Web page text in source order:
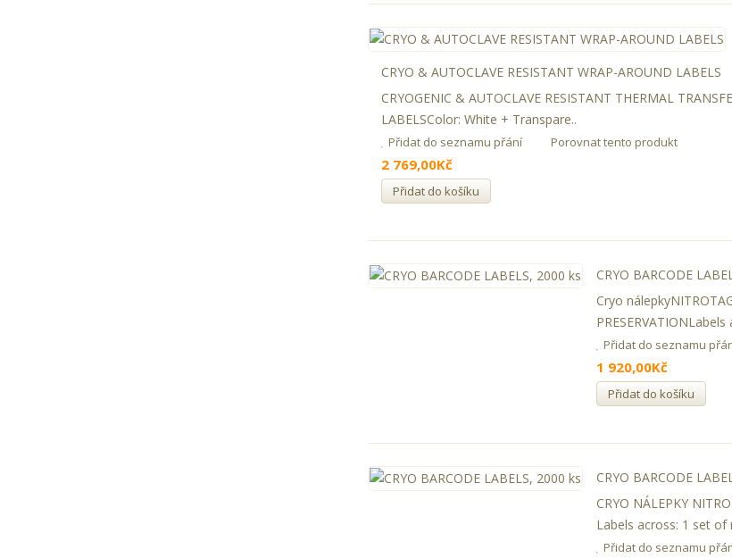
CRYO & AUTOCLAVE RESISTANT WRAP-AROUND LABELS
CRYOGENIC & AUTOCLAVE RESISTANT THERMAL
LABELSColor: White + Transpare..
Přidat do seznamu přání Porovnat tento produkt
2 769,00Kč
Přidat do košíku
CRYO BARCODE
Cryo
Přidat do seznamu
1 920,00Kč
Přidat do košíku
CRYO BARCODE
CRYO NÁLEPKY
Labels across: 1 set of
Přidat do seznamu